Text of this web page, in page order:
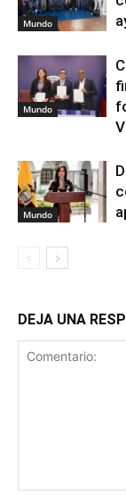
Mundo
Mundo
Mundo
DEJA UNA